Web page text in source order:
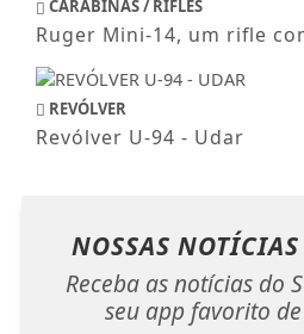
CARABINAS / RIFLES
Ruger Mini-14, um rifle
REVÓLVER
Revólver U-94 - Udar
NOSSAS NOTÍCIAS
Receba as notícias do
seu app favorito